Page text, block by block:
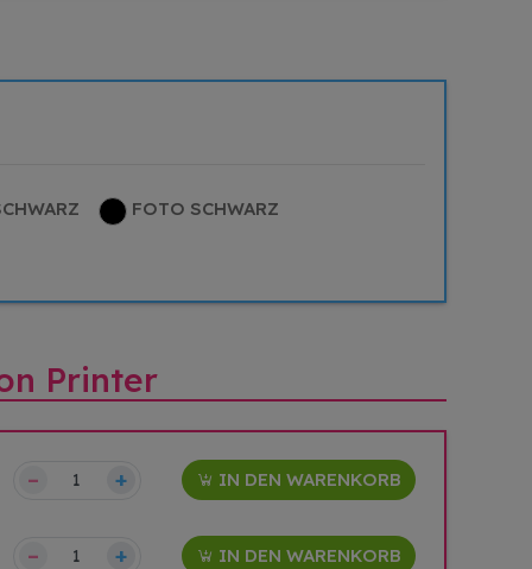
FOTO SCHWARZ
Printer
– + IN DEN WARENKORB
– + IN DEN WARENKORB